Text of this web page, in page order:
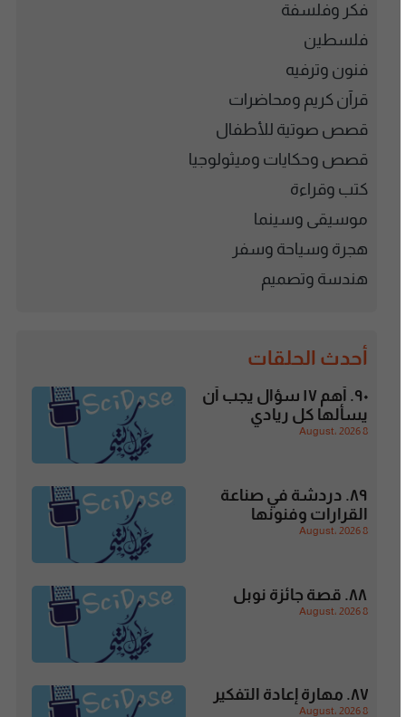
فكر وفلسفة
فلسطين
فنون وترفيه
قرآن كريم ومحاضرات
قصص صوتية للأطفال
قصص وحكايات وميثولوجيا
كتب وقراءة
موسيقى وسينما
هجرة وسياحة وسفر
هندسة وتصميم
أحدث الحلقات
٩٠. أهم ١٧ سؤال يجب أن
يسألها كل ريادي
8 August، 2026
٨٩. دردشة في صناعة
القرارات وفنونها
8 August، 2026
٨٨. قصة جائزة نوبل
8 August، 2026
٨٧. مهارة إعادة التفكير
8 August، 2026